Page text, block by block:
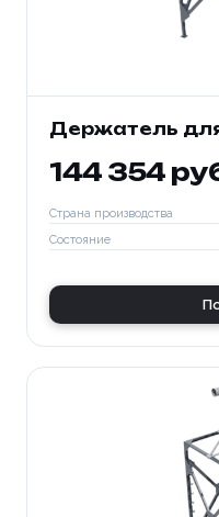
Держатель для
144 354
Страна производства
Состояние